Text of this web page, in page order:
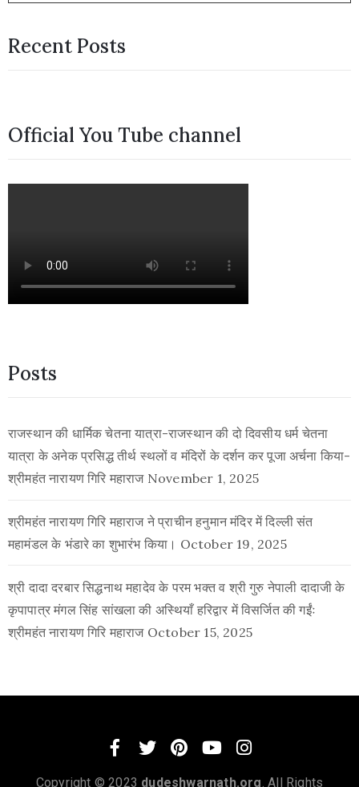
Recent Posts
Official You Tube channel
Posts
राजस्थान की धार्मिक चेतना यात्रा-राजस्थान की दो दिवसीय धर्म चेतना
यात्रा के अनेक प्रसिद्ध तीर्थ स्थलों व मंदिरों के दर्शन कर पूजा अर्चना किया-
श्रीमहंत नारायण गिरि महाराज November 1, 2025
श्रीमहंत नारायण गिरि महाराज ने प्राचीन हनुमान मंदिर में दिल्ली संत
महामंडल के भंडारे का शुभारंभ किया। October 19, 2025
श्री दादा दरबार सिद्धनाथ महादेव के परम भक्त व श्री गुरु नेपाली दादाजी के
कृपापात्र मंगल सिंह सांखला की अस्थियाँ हरिद्वार में विसर्जित की गईंः
श्रीमहंत नारायण गिरि महाराज October 15, 2025
Copyright © 2023 dudeshwarnath.org . All Rights